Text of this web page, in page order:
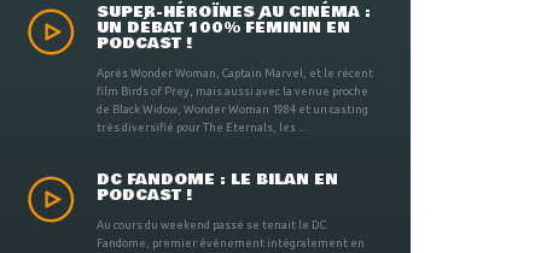
SUPER-HÉROÏNES AU CINÉMA :
UN DÉBAT 100% FÉMININ EN
PODCAST !
Après Wonder Woman, Captain Marvel, et le récent
film Birds of Prey, mais aussi avec la venue proche
de Black Widow, Wonder Woman 1984 et un casting
très diversifié pour The Eternals, les ...
DC FANDOME : LE BILAN EN
PODCAST !
Au cours du weekend passé se tenait le DC
Fandome, premier évènement intégralement en